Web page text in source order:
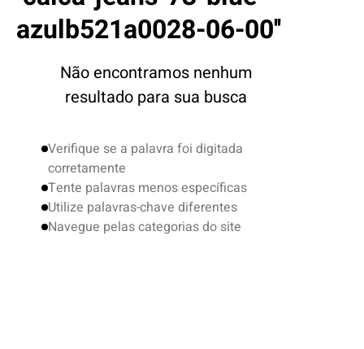
azulb521a0028-06-00
Não encontramos nenhum
resultado para sua busca
Verifique se a palavra foi digitada
corretamente
Tente palavras menos específicas
Utilize palavras-chave diferentes
Navegue pelas categorias do site
4º
boardshort
5º
camiseta
jaqueta
bermuda
mochila
chinelo